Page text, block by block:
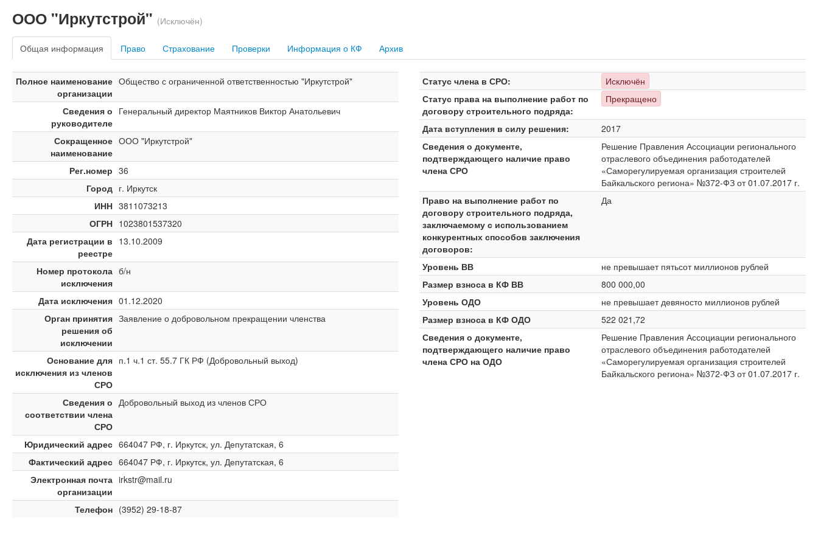
ООО "Иркутстрой" (Исключён)
Общая информация Право Страхование Проверки Информация о КФ Архив
Полное наименование
организации
Общество с ограниченной ответственностью "Иркутстрой"
Сведения о
руководителе
Генеральный директор Маятников Виктор Анатольевич
Сокращенное
наименование
ООО "Иркутстрой"
Рег.номер 36
Город г. Иркутск
ИНН 3811073213
ОГРН 1023801537320
Дата регистрации в
реестре
13.10.2009
Номер протокола
исключения
б/н
Дата исключения 01.12.2020
Орган принятия
решения об
исключении
Заявление о добровольном прекращении членства
Основание для
исключения из членов
СРО
п.1 ч.1 ст. 55.7 ГК РФ (Добровольный выход)
Сведения о
соответствии члена
СРО
Добровольный выход из членов СРО
Юридический адрес 664047 РФ, г. Иркутск, ул. Депутатская, 6
Фактический адрес 664047 РФ, г. Иркутск, ул. Депутатская, 6
Электронная почта
организации
irkstr@mail.ru
Телефон (3952) 29-18-87
Статус члена в СРО:
Исключён
Статус права на выполнение работ по
договору строительного подряда:
Прекращено
Дата вступления в силу решения:
2017
Сведения о документе,
подтверждающего наличие право
члена СРО
Решение Правления Ассоциации регионального
отраслевого объединения работодателей
«Саморегулируемая организация строителей
Байкальского региона» №372-ФЗ от 01.07.2017 г.
Право на выполнение работ по
договору строительного подряда,
заключаемому с использованием
конкурентных способов заключения
договоров:
Да
Уровень ВВ
не превышает пятьсот миллионов рублей
Размер взноса в КФ ВВ
800 000,00
Уровень ОДО
не превышает девяносто миллионов рублей
Размер взноса в КФ ОДО
522 021,72
Сведения о документе,
подтверждающего наличие право
члена СРО на ОДО
Решение Правления Ассоциации регионального
отраслевого объединения работодателей
«Саморегулируемая организация строителей
Байкальского региона» №372-ФЗ от 01.07.2017 г.